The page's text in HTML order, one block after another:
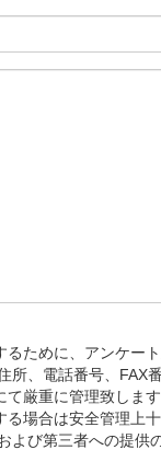
ために、アンケ
、電話番号、
厳重に管理致し
場合は安全管理
び第三者への提